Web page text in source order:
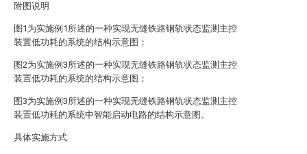
附图说明
图1为实施例1所述的一种实现无缝铁路钢轨状态监测主控
装置低功耗的系统的结构示意图；
图2为实施例3所述的一种实现无缝铁路钢轨状态监测主控
装置低功耗的系统的结构示意图；
图3为实施例3所述的一种实现无缝铁路钢轨状态监测主控
装置低功耗的系统中智能启动电路的结构示意图。
具体实施方式